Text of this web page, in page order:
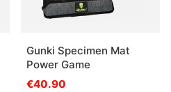
Gunki Specimen Mat
Power Game
€40.90